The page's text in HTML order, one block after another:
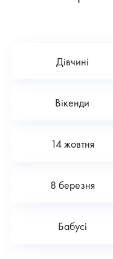
Дівчині
Вікенди
14 жовтня
8 березня
Бабусі